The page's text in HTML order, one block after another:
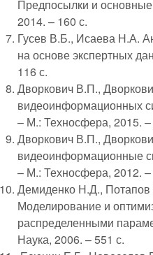
Предпосылки и
2014. – 160 с.
Гусев В.Б., Исаева Н.А.
на основе экспертных
116 с.
Дворкович В.П.,
видеоинформационных
– М.: Техносфера, 2015. –
Дворкович В.П.,
видеоинформационные
– М.: Техносфера, 2012. –
Демиденко Н.Д.,
Моделирование и
распределенными
Наука, 2006. – 551 с.